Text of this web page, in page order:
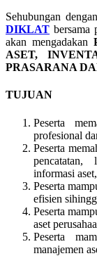
Sehubungan
DIKLAT bersama
akan mengadakan
ASET,
PRASARANA
TUJUAN
Peserta
profesional
Peserta
pencatatan,
informasi
Peserta
efisien
Peserta
aset
Peserta
manajemen